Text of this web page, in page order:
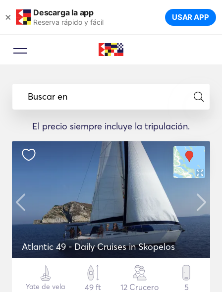
× Descarga la app
Reserva rápido y fácil USAR APP
Buscar en
El precio siempre incluye la tripulación.
Atlantic 49 - Daily Cruises in Skopelos
Yate de vela
49 ft
12 Crucero 5